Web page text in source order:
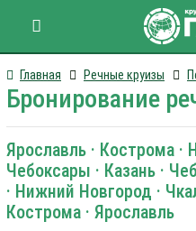
Главная Речные круизы
Бронирование
Ярославль · Кострома ·
Чебоксары · Казань ·
· Нижний Новгород ·
Кострома · Ярославль